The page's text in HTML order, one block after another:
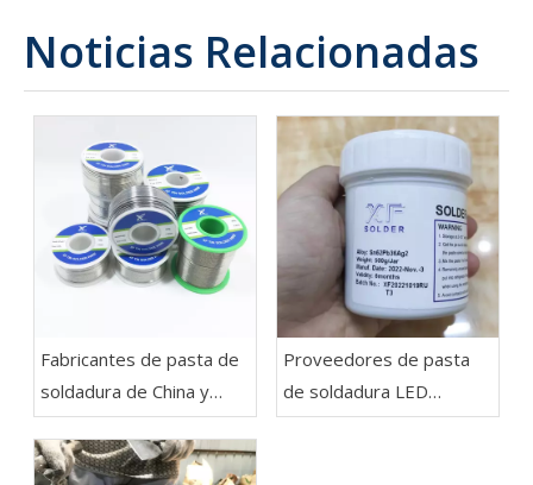
Noticias Relacionadas
Fabricantes de pasta de
soldadura de China y
alambre de soldadura:
soldadura XF
Proveedores de pasta
de soldadura LED
SN62PB36AG2 -